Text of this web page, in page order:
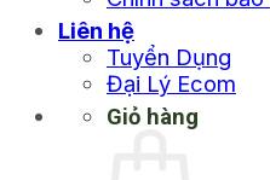
Liên hệ
Tuyển Dụng
Đại Lý Ecom
Giỏ hàng